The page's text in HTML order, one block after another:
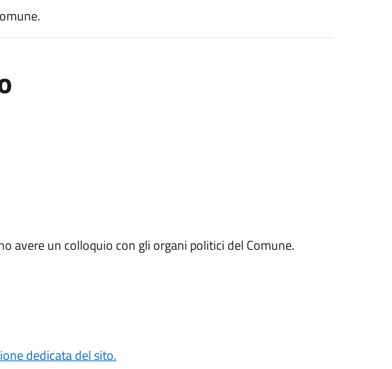
avere un colloquio con gli organi politici del Comune.
dedicata del sito.